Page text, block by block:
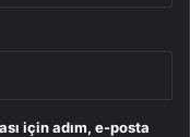
için adım, e-posta